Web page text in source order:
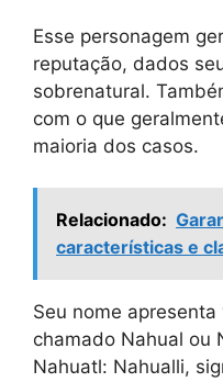
Esse personagem
reputação, dados
sobrenatural.
com o que
maioria dos casos.
Relacionado:
características e
Seu nome
chamado Nahual ou
Nahuatl: Nahualli,